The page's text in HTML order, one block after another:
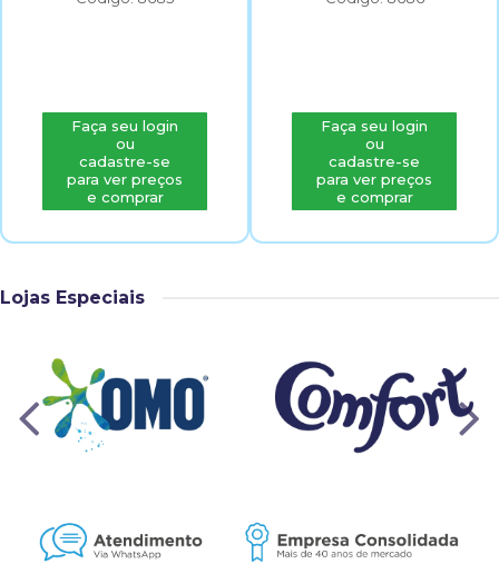
Faça seu login
ou
cadastre-se
para ver preços
e comprar
Faça seu login
ou
cadastre-se
para ver preços
e comprar
Lojas Especiais